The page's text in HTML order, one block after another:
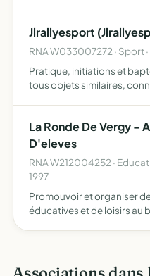
cond…
Jlrallyesport
RNA W033007272 · Sport
Pratique, initiations et
tous objets similaires,
La Ronde De Vergy -
D'eleves
RNA W212004252 ·
1997
Promouvoir et organiser
éducatives et de loisirs au